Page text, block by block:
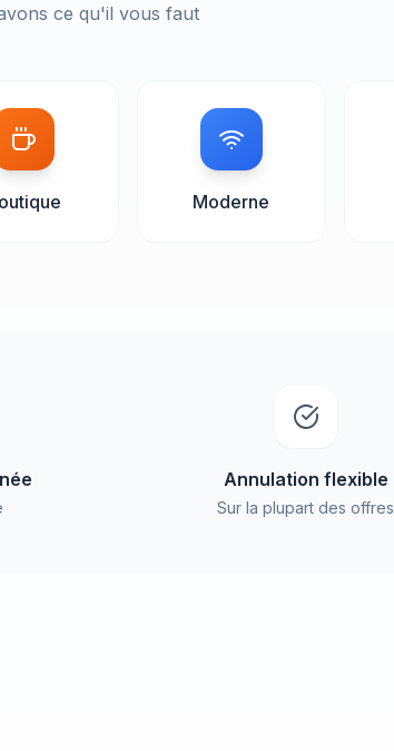
ce qu'il vous faut
Moderne
Annulation flexible
Sur la plupart des offres